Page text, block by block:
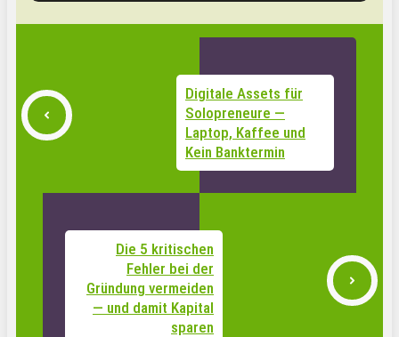
Digitale Assets für
Solopreneure —
Laptop, Kaffee und
Kein Banktermin
Die 5 kritischen
Fehler bei der
Gründung vermeiden
— und damit Kapital
sparen